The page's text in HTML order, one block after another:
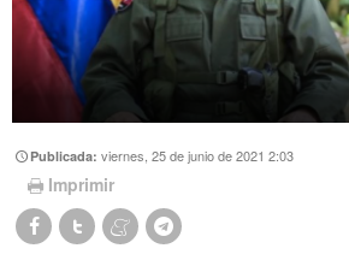
Publicada:viernes, 25 de junio de 2021 2:03
Imprimir